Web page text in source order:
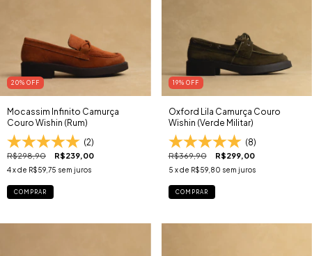
20% OFF
Mocassim Infinito Camurça
Couro Wishin (Rum)
(2)
R$298,90 R$239,00
4x de R$59,75 sem juros
COMPRAR
19% OFF
Oxford Lila Camurça Couro
Wishin (Verde Militar)
(8)
R$369,90 R$299,00
5 x de R$59,80 sem juros
COMPRAR